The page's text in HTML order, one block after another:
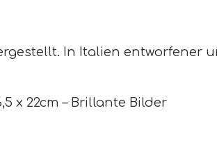
In Italien entworfener
x 22cm – Brillante Bilder